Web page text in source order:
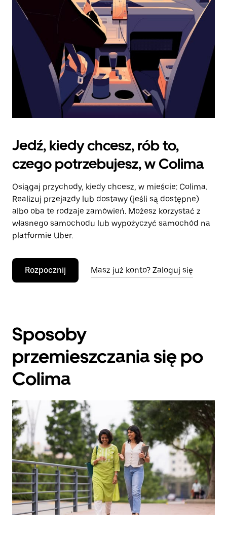
kalendarz.
Jedź, kiedy chcesz, rób to,
czego potrzebujesz, w Colima
Osiągaj przychody, kiedy chcesz, w mieście: Colima.
Realizuj przejazdy lub dostawy (jeśli są dostępne)
albo oba te rodzaje zamówień. Możesz korzystać z
własnego samochodu lub wypożyczyć samochód na
platformie Uber.
Rozpocznij Masz już konto? Zaloguj się
Sposoby
przemieszczania się po
Colima